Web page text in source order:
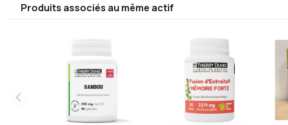
Produits associés au même actif